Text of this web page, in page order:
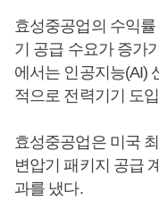
효성중공업의 수익
기 공급 수요가 증가
에서는 인공지능(AI)
적으로 전력기기 도
효성중공업은 미국
변압기 패키지 공급
과를 냈다.